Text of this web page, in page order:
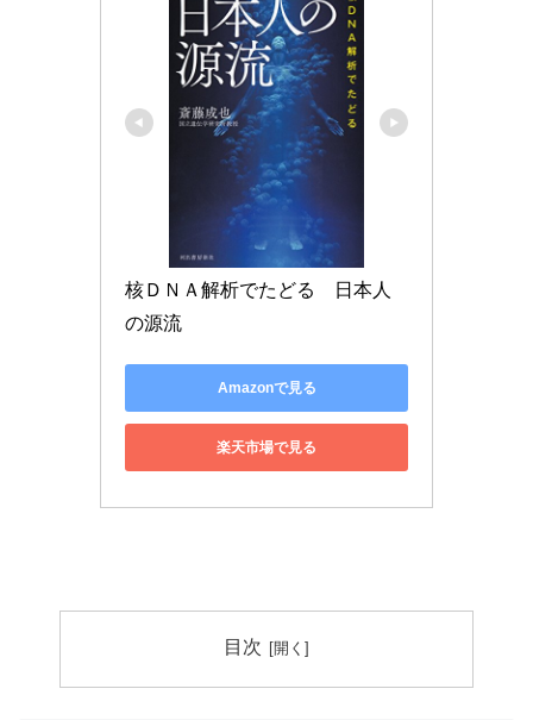
核ＤＮＡ解析でたどる　日本人
の源流
Amazonで見る
楽天市場で見る
目次